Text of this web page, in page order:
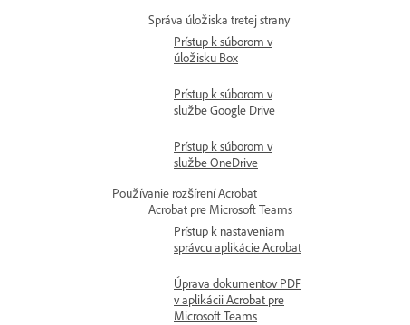
Správa úložiska tretej strany
Prístup k súborom v
úložisku Box
Prístup k súborom v
službe Google Drive
Prístup k súborom v
službe OneDrive
Používanie rozšírení Acrobat
Acrobat pre Microsoft Teams
Prístup k nastaveniam
správcu aplikácie Acrobat
Úprava dokumentov PDF
v aplikácii Acrobat pre
Microsoft Teams